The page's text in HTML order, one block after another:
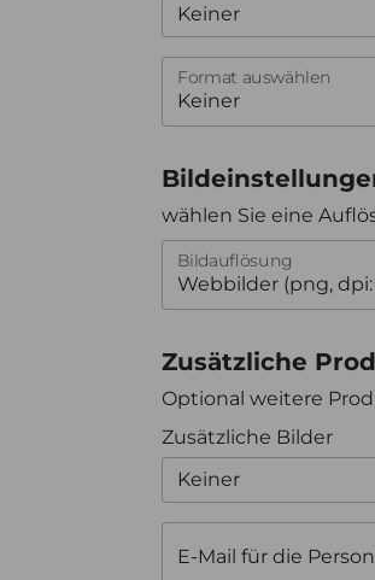
Keiner
Format auswählen
wählen Sie eine
Bildauflösung
Zusätzliche
Optional weitere
Zusätzliche Bilder
Keiner
E-Mail für die